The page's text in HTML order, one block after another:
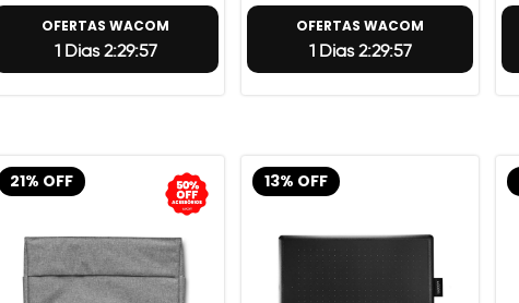
OFERTAS WACOM
1 Dias 2:29:56
OFERTAS WACOM
1 Dias 2:29:56
21% OFF 13% OFF